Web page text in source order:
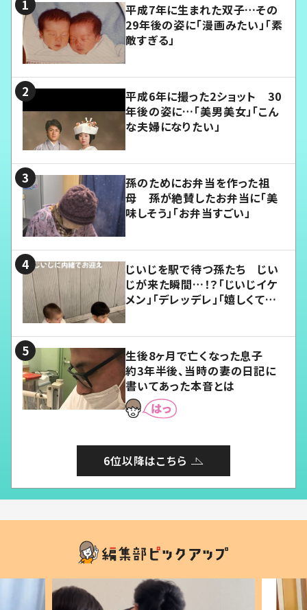
平成7年に生まれた双子…その
29年後の姿に「漫画みたい」「素
敵すぎる」
平成6年に撮った2ショット 30
年後の姿に…「美男美女」「こん
な夫婦になりたい」
孫のためにお弁当を作った祖
母 孫が絶賛したお弁当に「美
味しそう」「お弁当すごい」
じいじを駅で待つ孫たち じい
じが来た瞬間…！？「じいじイケ
メン」「デレッデレ」「嬉しくて可
生後8ヶ月で亡くなった息子
約3年半後、当時の妻の日記に
書いてあった本音とは
6位以降はこちら